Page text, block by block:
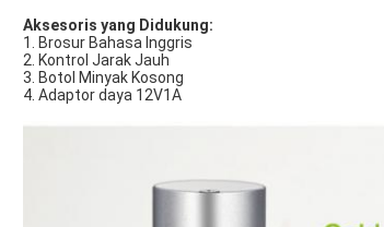
Aksesoris yang Didukung:
1. Brosur Bahasa Inggris
2. Kontrol Jarak Jauh
3. Botol Minyak Kosong
4. Adaptor daya 12V1A